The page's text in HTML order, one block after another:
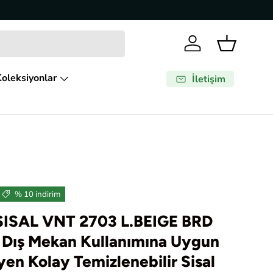
Giriş YapSepet
İletişim
% 10 indirim
VNT 2703 L.BEIGE BRD
Mekan Kullanımına Uygun
Kolay Temizlenebilir Sisal